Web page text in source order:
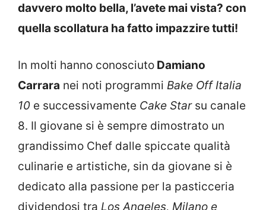
davvero molto bella, l’avete mai vista? con
quella scollatura ha fatto impazzire tutti!
In molti hanno conosciuto Damiano
Carrara nei noti programmi Bake Off Italia
10 e successivamente Cake Starsu canale
8. Il giovane si è sempre dimostrato un
grandissimo Chef dalle spiccate qualità
culinarie e artistiche, sin da giovane si è
dedicato alla passione per la pasticceria
dividendosi tra Los Angeles, Milano e